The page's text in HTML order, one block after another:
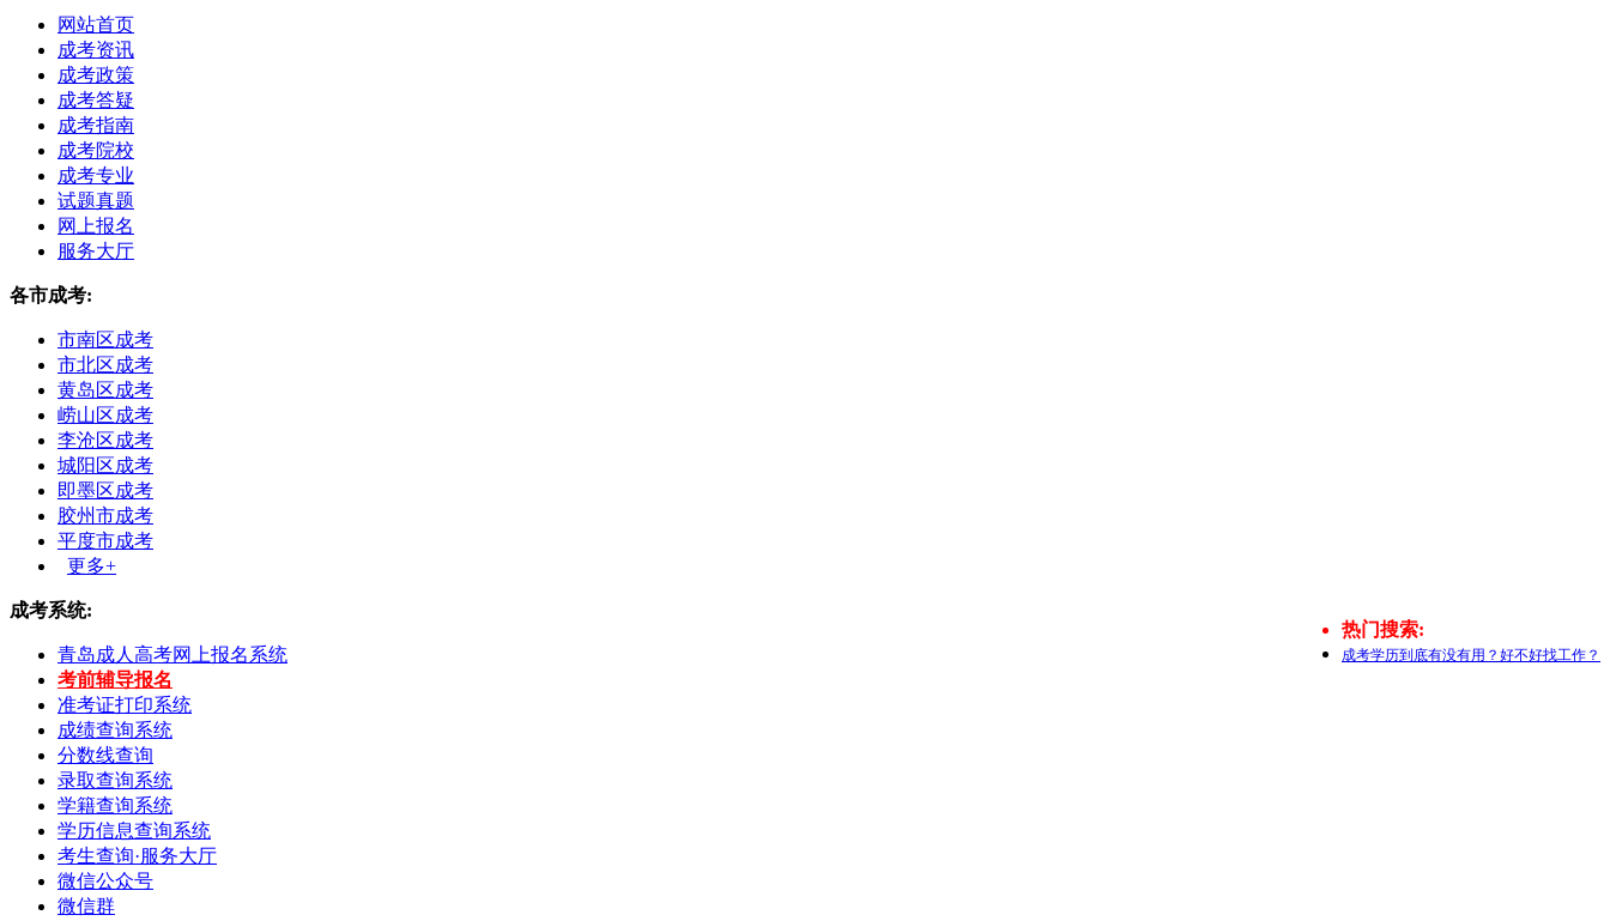
网站首页
成考资讯
成考政策
成考答疑
成考指南
成考院校
成考专业
试题真题
网上报名
服务大厅
各市成考:
市南区成考
市北区成考
黄岛区成考
崂山区成考
李沧区成考
城阳区成考
即墨区成考
胶州市成考
平度市成考
更多+
热门搜索:
成考学历到底有没有用？好不好找工作？
成考系统:
青岛成人高考网上报名系统
考前辅导报名
准考证打印系统
成绩查询系统
分数线查询
录取查询系统
学籍查询系统
学历信息查询系统
考生查询·服务大厅
微信公众号
微信群